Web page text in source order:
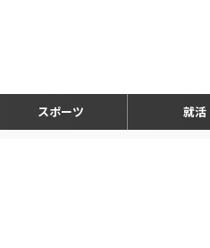
スポーツ 就活